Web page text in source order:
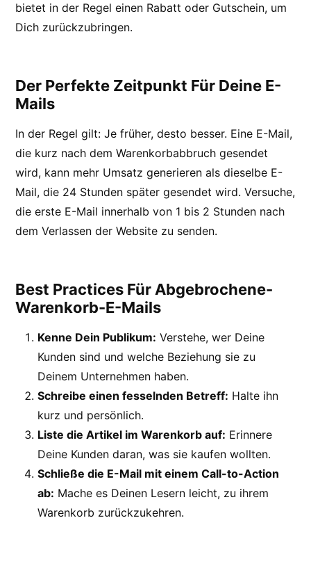
bietet in der Regel einen Rabatt oder Gutschein, um
Dich zurückzubringen.
Der Perfekte Zeitpunkt Für Deine E-
Mails
In der Regel gilt: Je früher, desto besser. Eine E-Mail,
die kurz nach dem Warenkorbabbruch gesendet
wird, kann mehr Umsatz generieren als dieselbe E-
Mail, die 24 Stunden später gesendet wird. Versuche,
die erste E-Mail innerhalb von 1 bis 2 Stunden nach
dem Verlassen der Website zu senden.
Best Practices Für Abgebrochene-
Warenkorb-E-Mails
Kenne Dein Publikum: Verstehe, wer Deine
Kunden sind und welche Beziehung sie zu
Deinem Unternehmen haben.
Schreibe einen fesselnden Betreff: Halte ihn
kurz und persönlich.
Liste die Artikel im Warenkorb auf: Erinnere
Deine Kunden daran, was sie kaufen wollten.
Schließe die E-Mail mit einem Call-to-Action
ab: Mache es Deinen Lesern leicht, zu ihrem
Warenkorb zurückzukehren.